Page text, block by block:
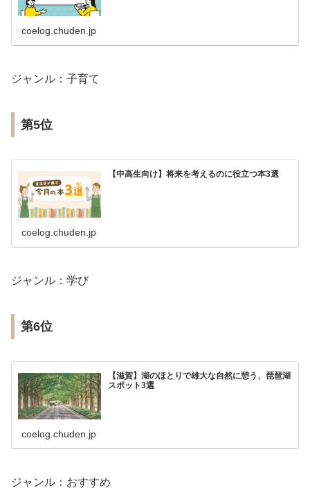
coelog.chuden.jp
ジャンル：子育て
第5位
【中高生向け】将来を考えるのに役立つ本3選
coelog.chuden.jp
ジャンル：学び
第6位
【滋賀】湖のほとりで雄大な自然に憩う、琵琶湖
スポット3選
coelog.chuden.jp
ジャンル：おすすめ